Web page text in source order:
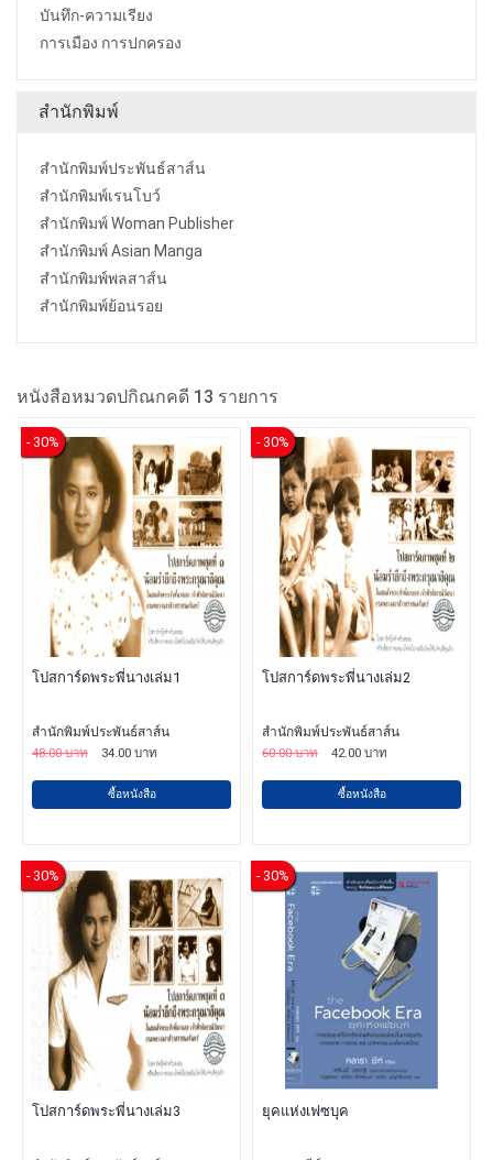
บันทึก-ความเรียง
การเมือง การปกครอง
สำนักพิมพ์
สำนักพิมพ์ประพันธ์สาส์น
สำนักพิมพ์เรนโบว์
สำนักพิมพ์ Woman Publisher
สำนักพิมพ์ Asian Manga
สำนักพิมพ์พลสาส์น
สำนักพิมพ์ย้อนรอย
หนังสือหมวดปกิณกคดี 13 รายการ
- 30%
โปสการ์ดพระพี่นางเล่ม1
สำนักพิมพ์ประพันธ์สาส์น
48.00 บาท
34.00 บาท
ซื้อหนังสือ
- 30%
โปสการ์ดพระพี่นางเล่ม2
สำนักพิมพ์ประพันธ์สาส์น
60.00 บาท
42.00 บาท
ซื้อหนังสือ
- 30%
โปสการ์ดพระพี่นางเล่ม3
- 30%
ยุคแห่งเฟซบุค